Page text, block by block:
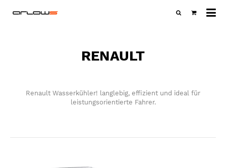
RENAULT
Renault Wasserkühler! langlebig, effizient und ideal für
leistungsorientierte Fahrer.